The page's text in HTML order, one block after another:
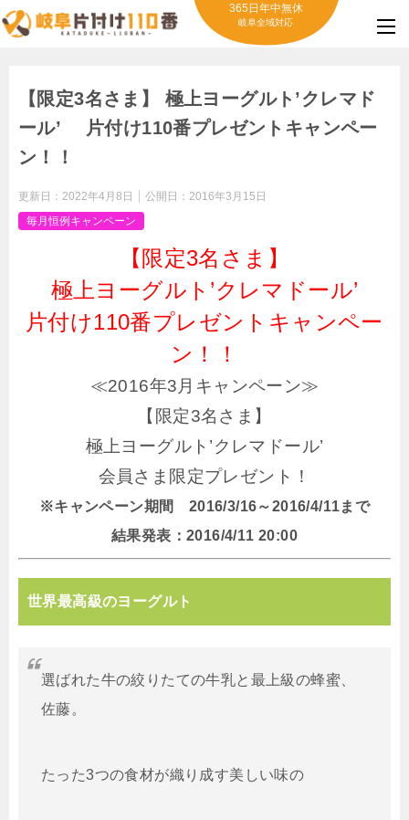
365日年中無休
岐阜全域対応
【限定3名さま】 極上ヨーグルト’クレマド
ール’ 片付け110番プレゼントキャンペー
ン！！
更新日： 2022年4月8日 公開日： 2016年3月15日
毎月恒例キャンペーン
【限定3名さま】
極上ヨーグルト’クレマドール’
片付け110番プレゼントキャンペー
ン！！
≪2016年3月キャンペーン≫
【限定3名さま】
極上ヨーグルト’クレマドール’
会員さま限定プレゼント！
※キャンペーン期間 2016/3/16～2016/4/11まで
結果発表：2016/4/11 20:00
世界最高級のヨーグルト
選ばれた牛の絞りたての牛乳と最上級の蜂蜜、
佐藤。
たった3つの食材が織り成す美しい味の